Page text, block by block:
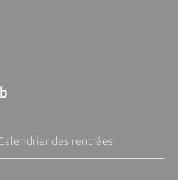
des rentrées